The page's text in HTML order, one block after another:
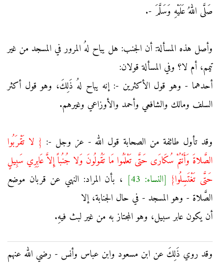
صَلَّى اللهُ عَلَيْهِ وَسَلَّمَ -.
وأصل هذه المسألة: أن الجنب: هل يباح لهُ المرور في المسجد من غير
تيمم، أم لا؟ وفي المسألة قولان:
أحدهما - وهو قول الأكثرين -: إنه يباح لهُ ذَلِكَ، وهو قول أكثر
السلف ومالك والشافعي وأحمد والأوزاعي وغيرهم.
وقد تأول طائفة من الصحابة قول الله - عز وجل -: { لا تَقْرَبُوا
الصَّلاةَ وَأَنْتُمْ سُكَارَى حَتَّى تَعْلَمُوا مَا تَقُولُونَ وَلا جُنُباً إِلاَّ عَابِرِي سَبِيلٍ
حَتَّى تَغْتَسِلُوا} [النساء: 43]
، بأن المراد: النهي عن قربان موضع
الصَّلاة - وهو المسجد - في حال الجنابة، إلا
أن يكون عابر سبيل، وهو المجتاز به من غير لبث فيهِ.
وقد روي ذَلِكَ عن ابن مسعود وابن عباس وأنس - رضي الله عنهم